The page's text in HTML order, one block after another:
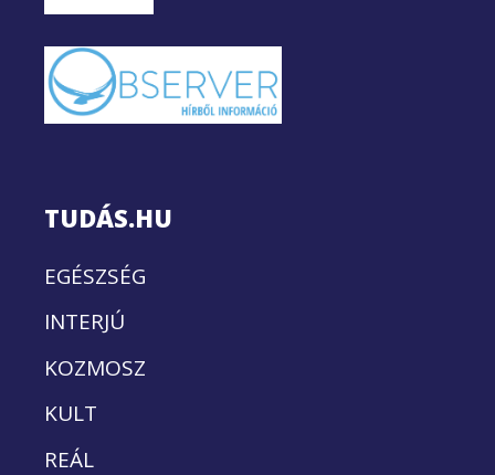
TUDÁS.HU
EGÉSZSÉG
INTERJÚ
KOZMOSZ
KULT
REÁL